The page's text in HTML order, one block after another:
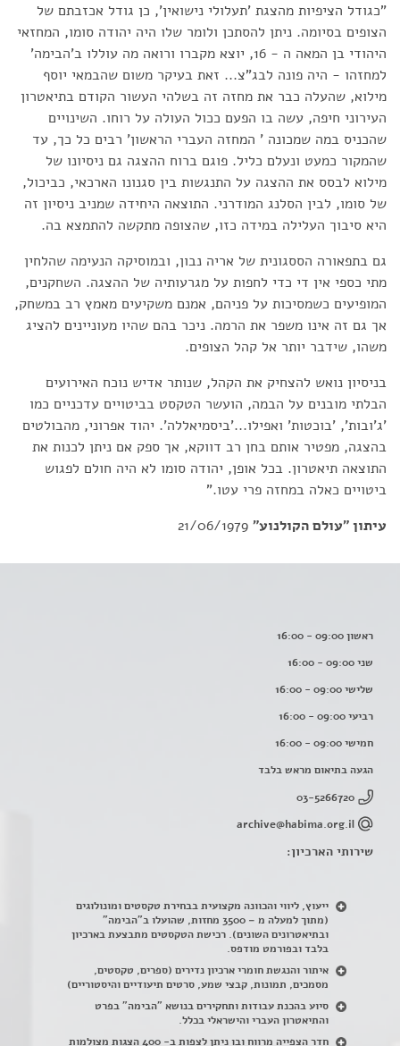
"כגודל הציפיות מהצגת 'תעלולי נישואין', כן גודל אכזבתם של
הצופים בסיומה. ניתן להסתכן ולומר שלו היה יהודה סומו, המחזאי
היהודי בן המאה ה - 16, יוצא מקברו ורואה מה עוללו ב'הבימה'
למחזהו - היה פונה לבג"צ... זאת בעיקר משום שהבמאי יוסף
מילוא, שהעלה כבר את מחזה זה בשלהי העשור הקודם בתיאטרון
העירוני חיפה, עשה בו הפעם ככול העולה על רוחו. השינויים
שהכניס במה שמכונה ' המחזה העברי הראשון' רבים כל כך, עד
שהמקור כמעט ונעלם כליל. פוגם ברוח ההצגה גם ניסיונו של
מילוא לבסס את ההצגה על התנגשות בין סגנונו הארכאי, כביכול,
של סומו, לבין הסלנג המודרני. התוצאה היחידה שמניב ניסיון זה
היא סיבוך העלילה במידה כזו, שהצופה מתקשה להתמצא בה.
גם בתפאורה הססגונית של אריה נבון, ובמוסיקה הנעימה שהלחין
מתי כספי אין די כדי לחפות על מגרעותיה של ההצגה. השחקנים,
המופיעים כשמסיכות על פניהם, אמנם משקיעים מאמץ רב במשחק,
אך גם זה אינו משפר את הרמה. ניכר בהם שהיו מעוניינים להציג
משהו, שידבר יותר אל קהל הצופים.
בניסיון נואש להצחיק את הקהל, שנותר אדיש נוכח האירועים
הבלתי מובנים על הבמה, הועשר הטקסט בביטויים עדכניים כמו
'ג'ובות', 'בוכטות' ואפילו...'ביסמיאללה'. יהוד אפרוני, מהבולטים
בהצגה, מפטיר אותם בחן רב דווקא, אך ספק אם ניתן לכנות את
התוצאה תיאטרון. בכל אופן, יהודה סומו לא היה חולם לפגוש
ביטויים כאלה במחזה פרי עטו."
עיתון "עולם הקולנוע" 21/06/1979
ראשון 09:00 - 16:00
שני 09:00 - 16:00
שלישי 09:00 - 16:00
רביעי 09:00 - 16:00
חמישי 09:00 - 16:00
הגעה בתיאום מראש בלבד
03-5266720
archive@habima.org.il
שירותי הארכיון:
ייעוץ, ליווי והכוונה מקצועית בבחירת טקסטים ומונולוגים
(מתוך למעלה מ – 3500 מחזות, שהועלו ב"הבימה"
ובתיאטרונים השונים). רכישת הטקסטים מתבצעת בארכיון
בלבד ובפורמט מודפס.
איתור והנגשת חומרי ארכיון נדירים (ספרים, טקסטים,
מסמכים, תמונות, קבצי שמע, סרטים תיעודיים והיסטוריים)
סיוע בהכנת עבודות ותחקירים בנושא "הבימה" בפרט
והתיאטרון העברי והישראלי בכלל.
חדר הצפייה מרווח ובו ניתן לצפות ב- 400 הצגות מצולמות